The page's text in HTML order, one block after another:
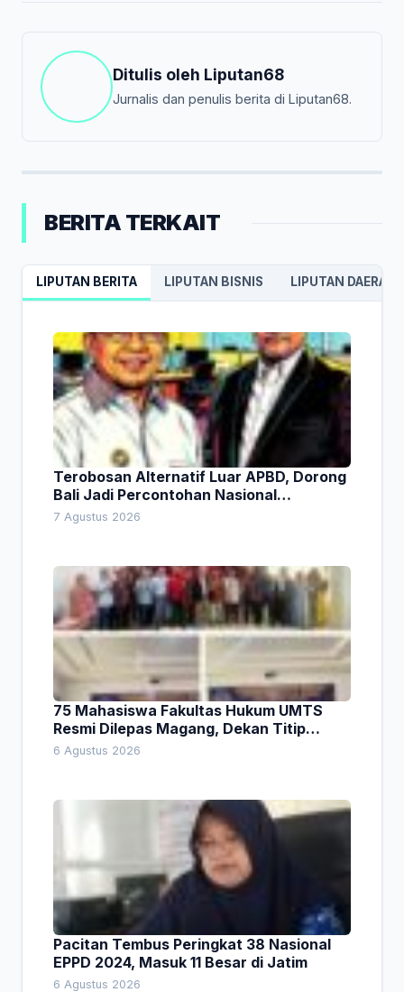
Ditulis oleh Liputan68
Jurnalis dan penulis berita di Liputan68.
BERITA TERKAIT
LIPUTAN BERITA LIPUTAN BISNIS LIPUTAN DAERAH
Terobosan Alternatif Luar APBD, Dorong
Bali Jadi Percontohan Nasional
Pembiayaan Daerah
7 Agustus 2026
75 Mahasiswa Fakultas Hukum UMTS
Resmi Dilepas Magang, Dekan Titip
Empat Pesan Penting
6 Agustus 2026
Pacitan Tembus Peringkat 38 Nasional
EPPD 2024, Masuk 11 Besar di Jatim
6 Agustus 2026